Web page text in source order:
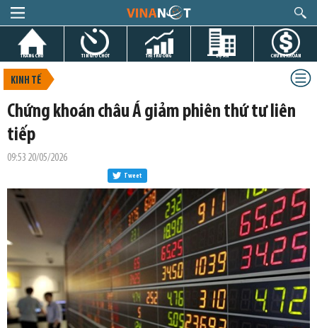
TRANG CHỦ TIN GIỜ CHÓT THỊ TRƯỜNG DỰ ÁN CHỨNG KHOÁN
KINH TẾ
Chứng khoán châu Á giảm phiên thứ tư liên
tiếp
09:53 20/05/2026
Tweet